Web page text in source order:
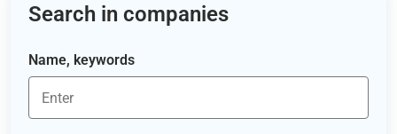
Search in companies
Name, keywords